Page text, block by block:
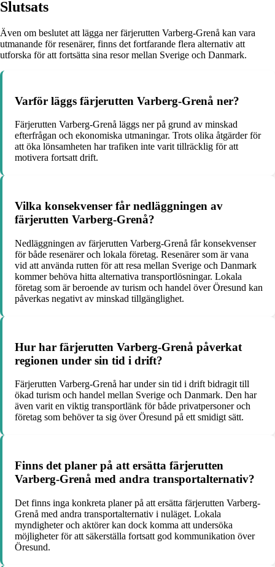
Slutsats
Även om beslutet att lägga ner färjerutten Varberg-Grenå kan vara
utmanande för resenärer, finns det fortfarande flera alternativ att
utforska för att fortsätta sina resor mellan Sverige och Danmark.
Varför läggs färjerutten Varberg-Grenå ner?
Färjerutten Varberg-Grenå läggs ner på grund av minskad
efterfrågan och ekonomiska utmaningar. Trots olika åtgärder för
att öka lönsamheten har trafiken inte varit tillräcklig för att
motivera fortsatt drift.
Vilka konsekvenser får nedläggningen av
färjerutten Varberg-Grenå?
Nedläggningen av färjerutten Varberg-Grenå får konsekvenser
för både resenärer och lokala företag. Resenärer som är vana
vid att använda rutten för att resa mellan Sverige och Danmark
kommer behöva hitta alternativa transportlösningar. Lokala
företag som är beroende av turism och handel över Öresund kan
påverkas negativt av minskad tillgänglighet.
Hur har färjerutten Varberg-Grenå påverkat
regionen under sin tid i drift?
Färjerutten Varberg-Grenå har under sin tid i drift bidragit till
ökad turism och handel mellan Sverige och Danmark. Den har
även varit en viktig transportlänk för både privatpersoner och
företag som behöver ta sig över Öresund på ett smidigt sätt.
Finns det planer på att ersätta färjerutten
Varberg-Grenå med andra transportalternativ?
Det finns inga konkreta planer på att ersätta färjerutten Varberg-
Grenå med andra transportalternativ i nuläget. Lokala
myndigheter och aktörer kan dock komma att undersöka
möjligheter för att säkerställa fortsatt god kommunikation över
Öresund.